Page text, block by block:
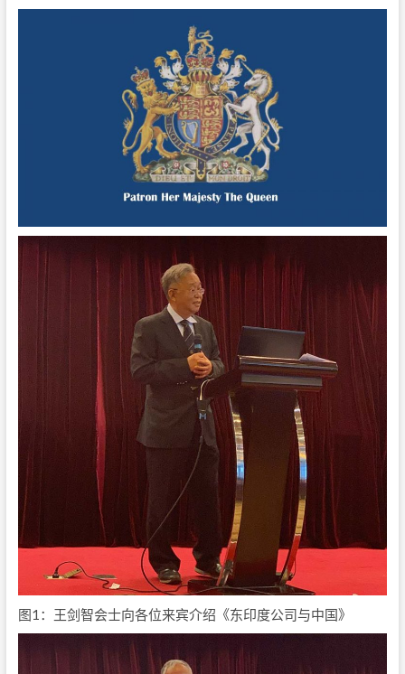
图1：王剑智会士向各位来宾介绍《东印度公司与中国》